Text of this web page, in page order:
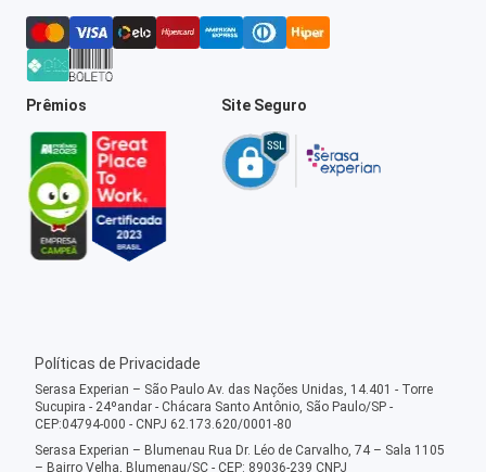
Prêmios Site Seguro
Políticas de Privacidade
Serasa Experian – São Paulo Av. das Nações Unidas, 14.401 - Torre
Sucupira - 24ºandar - Chácara Santo Antônio, São Paulo/SP -
CEP:04794-000 - CNPJ 62.173.620/0001-80
Serasa Experian – Blumenau Rua Dr. Léo de Carvalho, 74 – Sala 1105
– Bairro Velha, Blumenau/SC - CEP: 89036-239 CNPJ